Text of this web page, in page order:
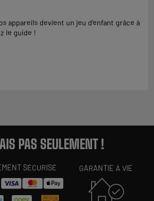
appareils devient un jeu d’enfant grâce à
le guide !
PAS SEULEMENT !
SÉCURISÉ GARANTIE À VIE